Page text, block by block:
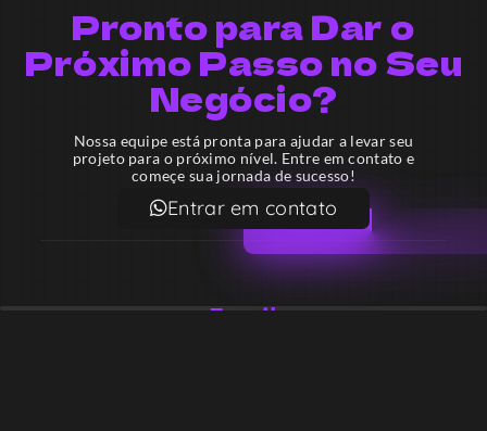
Pronto para Dar o
Próximo Passo no Seu
Negócio?
Nossa equipe está pronta para ajudar a levar seu
projeto para o próximo nível. Entre em contato e
começe sua jornada de sucesso!
Entrar em contato
Email